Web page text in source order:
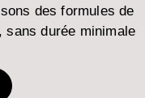
des formules de
sans durée minimale